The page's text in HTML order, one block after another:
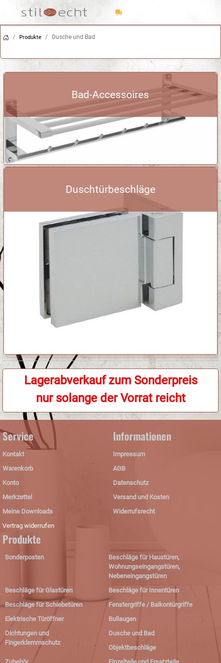
Produkte Dusche und Bad
Bad-Accessoires
Duschtürbeschläge
Lagerabverkauf zum Sonderpreis
nur solange der Vorrat reicht
Service
Kontakt
Warenkorb
Konto
Merkzettel
Meine Downloads
Vertrag widerrufen
Informationen
Impressum
AGB
Datenschutz
Versand und Kosten
Widerrufsrecht
Produkte
Sonderposten
Beschläge für Haustüren,
Wohnungseingangstüren,
Nebeneingangstüren
Beschläge für Glastüren
Beschläge für Innentüren
Beschläge für Schiebetüren
Fenstergriffe / Balkontürgriffe
Elektrische Türöffner
Bullaugen
Dichtungen und
Fingerklemmschutz
Dusche und Bad
Objektbeschläge